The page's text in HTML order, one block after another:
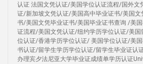
认证 法国文凭认证/美国学位认证流程/国外文
证/新加坡文凭认证/美国高中毕业证书/美国
书/美国文凭毕业证书/美国毕业证书查询 /美
证流程/美国文凭认证/纽约学历学位认证/美
位认证/香港学历学位认证/ 美国学位认证/美
书认证/留学生学历学位认证/留学生毕业证认
办理宾夕法尼亚大学毕业证成绩单学历认证